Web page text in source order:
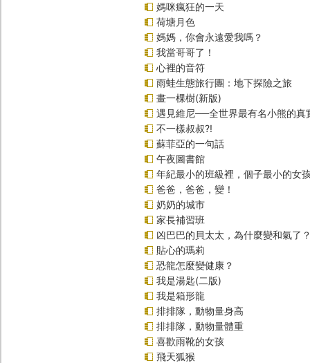
媽咪瘋狂的一天
荷塘月色
媽媽，你會永遠愛我嗎？
我當哥哥了！
心裡的音符
雨蛙生態旅行團：地下探險之旅
畫一棵樹(新版)
遇見維尼──全世界最有名小熊的真
不一樣叔叔?!
蘇菲亞的一句話
午夜圖書館
年紀最小的班級裡，個子最小的女
爸爸，爸爸，變！
奶奶的城市
家長補習班
凶巴巴的貝太太，為什麼變和氣了
貼心的瑪莉
恐龍怎麼變健康？
我是湯匙(二版)
我是箱形龍
排排隊，動物量身高
排排隊，動物量體重
喜歡雨靴的女孩
飛天狐猴